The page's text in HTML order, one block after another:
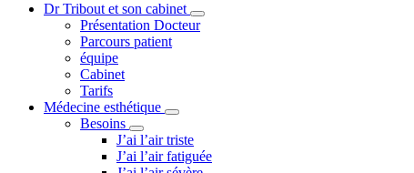
Dr Tribout et son cabinet
Présentation Docteur
Parcours patient
équipe
Cabinet
Tarifs
Médecine esthétique
Besoins
J’ai l’air triste
J’ai l’air fatiguée